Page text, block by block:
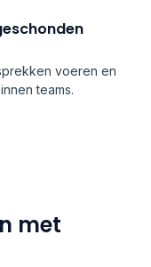
voeren en
teams.
met